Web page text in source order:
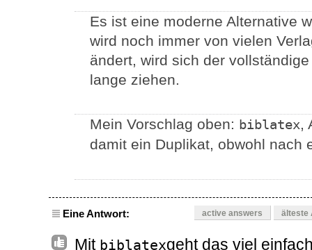
Es ist eine moderne Alternative
wird noch immer von vielen
ändert, wird sich der
lange ziehen.
Mein Vorschlag oben: biblatex,
damit ein Duplikat, obwohl nach
Eine Antwort: active answers älteste
Mit biblatexgeht das viel